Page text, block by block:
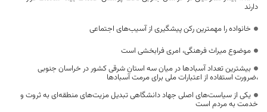
دارند
خانواده را مهمترین رکن پیشگیری از آسیب‌های اجتماعی
موضوع میراث فرهنگی، امری فرابخشی است
بیشترین تعداد آسبادها در میان سه استان شرقی کشور در خراسان جنوبی
،ضرورت استفاده از اعتبارات ملی برای مرمت آسبادها
یکی از سیاست‌های اصلی جهاد دانشگاهی تبدیل مزیت‌های منطقه‌ای به ثروت و
خدمت به مردم است